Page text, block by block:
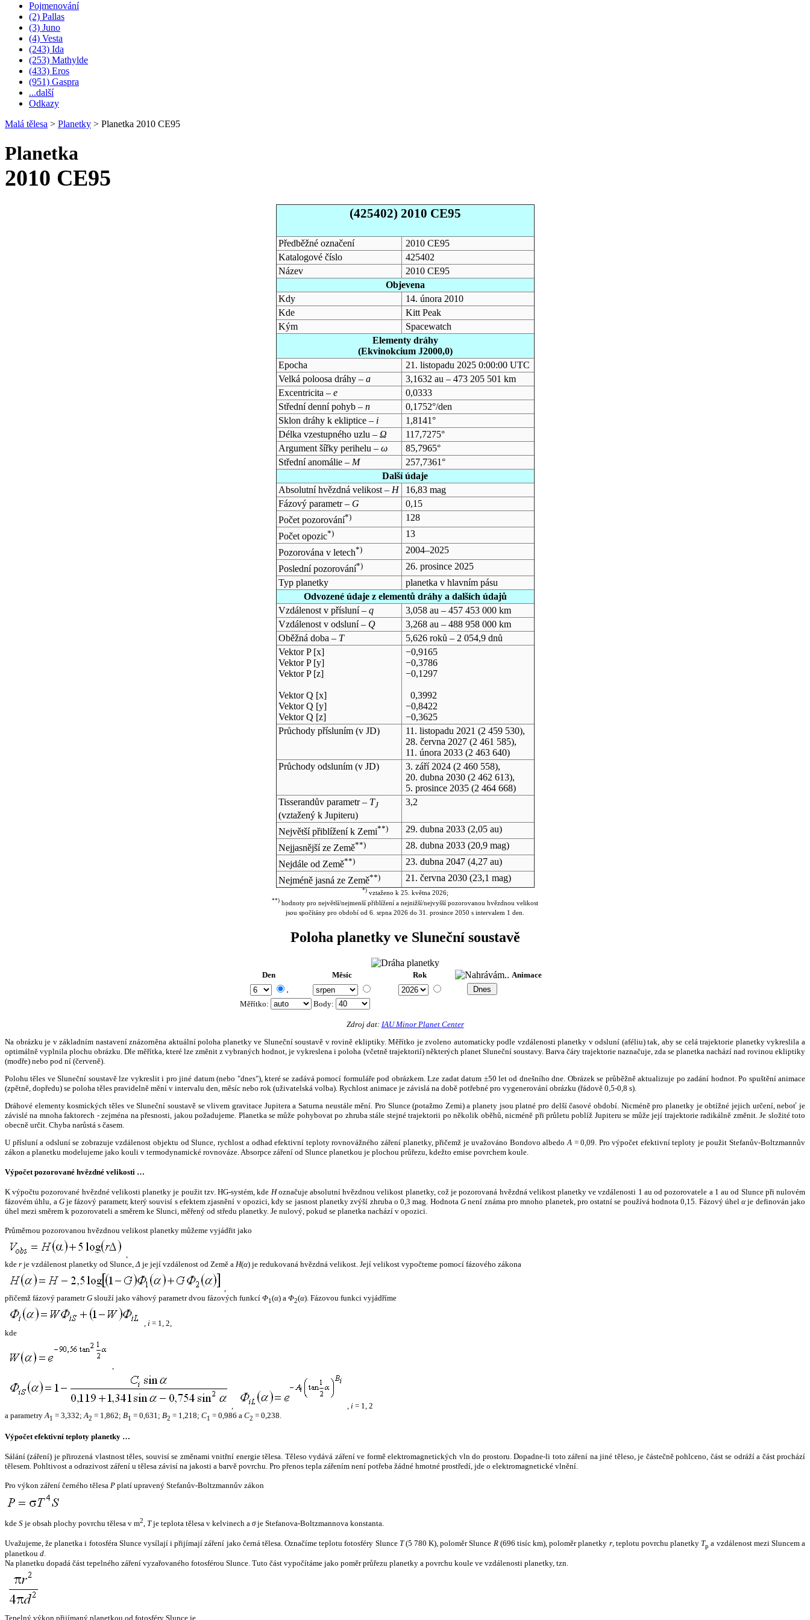
Pojmenování
(2) Pallas
(3) Juno
(4) Vesta
(243) Ida
(253) Mathylde
(433) Eros
(951) Gaspra
...další
Odkazy
Malá tělesa > Planetky > Planetka 2010 CE95
Planetka
2010 CE95
(425402) 2010 CE95
Předběžné označení
2010 CE95
Katalogové číslo
425402
Název
2010 CE95
Objevena
Kdy
14. února 2010
Kde
Kitt Peak
Kým
Spacewatch
Elementy dráhy
(Ekvinokcium J2000,0)
Epocha
21. listopadu 2025 0:00:00 UTC
Velká poloosa dráhy – a
3,1632 au – 473 205 501 km
Excentricita – e
0,0333
Střední denní pohyb – n
0,1752°/den
Sklon dráhy k ekliptice – i
1,8141°
Délka vzestupného uzlu – Ω
117,7275°
Argument šířky perihelu – ω
85,7965°
Střední anomálie – M
257,7361°
Další údaje
Absolutní hvězdná velikost – H
16,83 mag
Fázový parametr – G
0,15
Počet pozorování*)
128
Počet opozic*)
13
Pozorována v letech*)
2004–2025
Poslední pozorování*)
26. prosince 2025
Typ planetky
planetka v hlavním pásu
Odvozené údaje z elementů dráhy a dalších údajů
Vzdálenost v přísluní – q
3,058 au – 457 453 000 km
Vzdálenost v odsluní – Q
3,268 au – 488 958 000 km
Oběžná doba – T
5,626 roků – 2 054,9 dnů
Vektor P [x]
Vektor P [y]
Vektor P [z]
Vektor Q [x]
Vektor Q [y]
Vektor Q [z]
−0,9165
−0,3786
−0,1297
0,3992
−0,8422
−0,3625
Průchody přísluním (v JD) 11. listopadu 2021 (2 459 530),
28. června 2027(2 461 585),
11. února 2033(2 463 640)
Průchody odsluním (v JD) 3. září 2024(2 460 558),
20. dubna 2030(2 462 613),
5. prosince 2035(2 464 668)
Tisserandův parametr – TJ
(vztažený k Jupiteru)
3,2
Největší přiblížení k Zemi**) 29. dubna 2033(2,05 au)
Nejjasnější ze Země**) 28. dubna 2033(20,9 mag)
Nejdále od Země**) 23. dubna 2047(4,27 au)
Nejméně jasná ze Země**) 21. června 2030(23,1 mag)
*)vztaženo k 25. května 2026;
**) hodnoty pro největší/nejmenší přiblížení a nejnižší/nejvyšší pozorovanou hvězdnou velikost
jsou spočítány pro období od 6. srpna 2026 do 31. prosince 2050 s intervalem 1 den.
Poloha planetky ve Sluneční soustavě
Den Měsíc Rok Animace
.
Měřítko: Body:
Zdroj dat: IAU Minor Planet Center
Na obrázku je v základním nastavení znázorněna aktuální poloha planetky ve Sluneční soustavě v rovině ekliptiky. Měřítko je zvoleno automaticky podle vzdálenosti planetky v odsluní (aféliu) tak, aby se celá trajektorie planetky vykreslila a
optimálně vyplnila plochu obrázku. Dle měřítka, které lze změnit z vybraných hodnot, je vykreslena i poloha (včetně trajektorií) některých planet Sluneční soustavy. Barva čáry trajektorie naznačuje, zda se planetka nachází nad rovinou ekliptiky
(modře) nebo pod ní (červeně).
Polohu těles ve Sluneční soustavě lze vykreslit i pro jiné datum (nebo "dnes"), které se zadává pomocí formuláře pod obrázkem. Lze zadat datum ±50 let od dnešního dne. Obrázek se průběžně aktualizuje po zadání hodnot. Po spuštění animace
(zpětně, dopředu) se poloha těles pravidelně mění v intervalu den, měsíc nebo rok (uživatelská volba). Rychlost animace je závislá na době potřebné pro vygenerování obrázku (řádově 0,5-0,8 s).
Dráhové elementy kosmických těles ve Sluneční soustavě se vlivem gravitace Jupitera a Saturna neustále mění. Pro Slunce (potažmo Zemi) a planety jsou platné pro delší časové období. Nicméně pro planetky je obtížné jejich určení, neboť je
závislé na mnoha faktorech - zejména na přesnosti, jakou požadujeme. Planetka se může pohybovat po zhruba stále stejné trajektorii po několik oběhů, nicméně při průletu poblíž Jupiteru se může její trajektorie radikálně změnit. Je složité toto
obecně určit. Chyba narůstá s časem.
U přísluní a odsluní se zobrazuje vzdálenost objektu od Slunce, rychlost a odhad efektivní teploty rovnovážného záření planetky, přičemž je uvažováno Bondovo albedo A = 0,09. Pro výpočet efektivní teploty je použit Stefanův-Boltzmannův
zákon a planetku modelujeme jako kouli v termodynamické rovnováze. Absorpce záření od Slunce planetkou je plochou průřezu, kdežto emise povrchem koule.
Výpočet pozorované hvězdné velikosti …
K výpočtu pozorované hvězdné velikosti planetky je použit tzv. HG-systém, kde Hoznačuje absolutní hvězdnou velikost planetky, což je pozorovaná hvězdná velikost planetky ve vzdálenosti 1 au od pozorovatele a 1 au od Slunce při nulovém
fázovém úhlu, a Gje fázový parametr, který souvisí s efektem zjasnění v opozici, kdy se jasnost planetky zvýší zhruba o 0,3 mag. HodnotaG není známa pro mnoho planetek, pro ostatní se používá hodnota 0,15. Fázový úhelα je definován jako
úhel mezi směrem k pozorovateli a směrem ke Slunci, měřený od středu planetky. Je nulový, pokud se planetka nachází v opozici.
Průměrnou pozorovanou hvězdnou velikost planetky můžeme vyjádřit jako
,
kde r je vzdálenost planetky od Slunce,Δ je její vzdálenost od Země a H(α) je redukovaná hvězdná velikost. Její velikost vypočteme pomocí fázového zákona
,
přičemž fázový parametrG slouží jako váhový parametr dvou fázových funkcí Φ1(α) a Φ2(α). Fázovou funkci vyjádříme
, i = 1, 2,
kde
,
, , i = 1, 2
a parametryA1 = 3,332;A2 = 1,862; B1 = 0,631; B2 = 1,218; C1 = 0,986 a C2 = 0,238.
Výpočet efektivní teploty planetky …
Sálání (záření) je přirozená vlastnost těles, souvisí se změnami vnitřní energie tělesa. Těleso vydává záření ve formě elektromagnetických vln do prostoru. Dopadne-li toto záření na jiné těleso, je částečně pohlceno, část se odráží a část prochází
tělesem. Pohltivost a odrazivost záření u tělesa závisí na jakosti a barvě povrchu. Pro přenos tepla zářením není potřeba žádné hmotné prostředí, jde o elektromagnetické vlnění.
Pro výkon záření černého tělesa P platí upravený Stefanův-Boltzmannův zákon
kde S je obsah plochy povrchu tělesa v m2, Tje teplota tělesa v kelvinech a σje Stefanova-Boltzmannova konstanta.
Uvažujeme, že planetka i fotosféra Slunce vysílají i přijímají záření jako černá tělesa. Označíme teplotu fotosféry Slunce T(5 780 K), poloměr Slunce R(696 tisíc km), poloměr planetky r, teplotu povrchu planetky Tp a vzdálenost mezi Sluncem a
planetkou d.
Na planetku dopadá část tepelného záření vyzařovaného fotosférou Slunce. Tuto část vypočítáme jako poměr průřezu planetky a povrchu koule ve vzdálenosti planetky, tzn.
Tepelný výkon přijímaný planetkou od fotosféry Slunce je